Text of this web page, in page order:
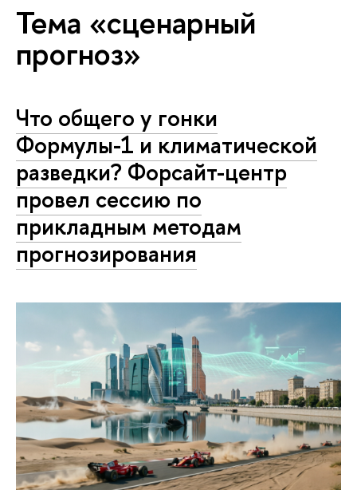
Тема «сценарный
прогноз»
Что общего у гонки
Формулы-1 и климатической
разведки? Форсайт-центр
провел сессию по
прикладным методам
прогнозирования